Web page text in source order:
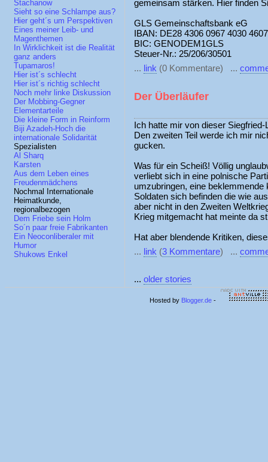
Stachanow
Sieht so eine Schlampe aus?
Hier geht´s um Perspektiven
Eines meiner Leib- und
Magenthemen
In Wirklichkeit ist die Realität
ganz anders
Tupamaros!
Hier ist´s schlecht
Hier ist´s richtig schlecht
Noch mehr linke Diskussion
Der Mobbing-Gegner
Elementarteile
Die kleine Form in Reinform
Biji Azadeh-Hoch die
internationale Solidarität
Spezialisten
Al Sharq
Karsten
Aus dem Leben eines
Freudenmädchens
Nochmal Internationale
Heimatkunde,
regionalbezogen
Dem Friebe sein Holm
So´n paar freie Fabrikanten
Ein Neoconliberaler mit
Humor
Shukows Enkel
gemeinsam stärken. Hier finden
GLS Gemeinschaftsbank eG
IBAN: DE28 4306 0967 4030
BIC: GENODEM1GLS
Steuer-Nr.: 25/206/30501
... link (0 Kommentare) ...
Der Überläufer
Ich hatte mir von dieser
Den zweiten Teil werde ich mir
gucken.
Was für ein Scheiß! Völlig
verliebt sich in eine polnische
umzubringen, eine
Soldaten sich befinden die wie
aber nicht in den Zweiten
Krieg mitgemacht hat meinte da
Hat aber blendende Kritiken,
... link (3 Kommentare) ...
... older stories
Hosted by Blogger.de -